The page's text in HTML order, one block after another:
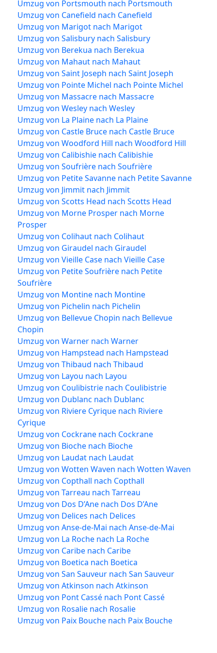
Umzug von Portsmouth nach Portsmouth
Umzug von Canefield nach Canefield
Umzug von Marigot nach Marigot
Umzug von Salisbury nach Salisbury
Umzug von Berekua nach Berekua
Umzug von Mahaut nach Mahaut
Umzug von Saint Joseph nach Saint Joseph
Umzug von Pointe Michel nach Pointe Michel
Umzug von Massacre nach Massacre
Umzug von Wesley nach Wesley
Umzug von La Plaine nach La Plaine
Umzug von Castle Bruce nach Castle Bruce
Umzug von Woodford Hill nach Woodford Hill
Umzug von Calibishie nach Calibishie
Umzug von Soufrière nach Soufrière
Umzug von Petite Savanne nach Petite Savanne
Umzug von Jimmit nach Jimmit
Umzug von Scotts Head nach Scotts Head
Umzug von Morne Prosper nach Morne
Prosper
Umzug von Colihaut nach Colihaut
Umzug von Giraudel nach Giraudel
Umzug von Vieille Case nach Vieille Case
Umzug von Petite Soufrière nach Petite
Soufrière
Umzug von Montine nach Montine
Umzug von Pichelin nach Pichelin
Umzug von Bellevue Chopin nach Bellevue
Chopin
Umzug von Warner nach Warner
Umzug von Hampstead nach Hampstead
Umzug von Thibaud nach Thibaud
Umzug von Layou nach Layou
Umzug von Coulibistrie nach Coulibistrie
Umzug von Dublanc nach Dublanc
Umzug von Riviere Cyrique nach Riviere
Cyrique
Umzug von Cockrane nach Cockrane
Umzug von Bioche nach Bioche
Umzug von Laudat nach Laudat
Umzug von Wotten Waven nach Wotten Waven
Umzug von Copthall nach Copthall
Umzug von Tarreau nach Tarreau
Umzug von Dos D’Ane nach Dos D’Ane
Umzug von Delices nach Delices
Umzug von Anse-de-Mai nach Anse-de-Mai
Umzug von La Roche nach La Roche
Umzug von Caribe nach Caribe
Umzug von Boetica nach Boetica
Umzug von San Sauveur nach San Sauveur
Umzug von Atkinson nach Atkinson
Umzug von Pont Cassé nach Pont Cassé
Umzug von Rosalie nach Rosalie
Umzug von Paix Bouche nach Paix Bouche